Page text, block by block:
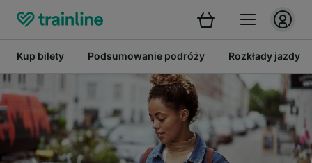
Kup bilety Podsumowanie podróży Rozkłady jazdy